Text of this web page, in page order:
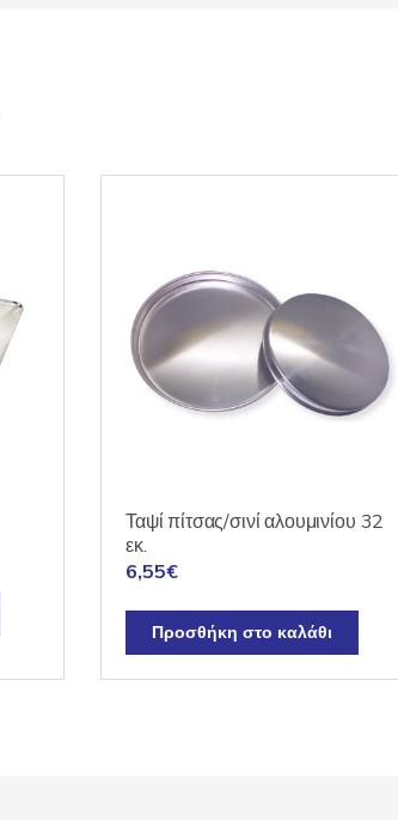
Ταψί πίτσας/σινί αλουμινίου 32
εκ.
6,55€
Προσθήκη στο καλάθι